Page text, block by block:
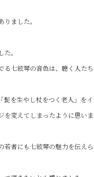
ました。
。
七絃琴の音色は、聴く人たち
を生やし杖をつく老人」をイ
を変えてしまったように思いま
者にも七絃琴の魅力を伝えら